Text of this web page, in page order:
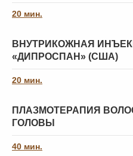
20 мин.
ВНУТРИКОЖНАЯ
«ДИПРОСПАН» (США)
20 мин.
ПЛАЗМОТЕРАПИЯ
ГОЛОВЫ
40 мин.
О мезотерапии волос
головы